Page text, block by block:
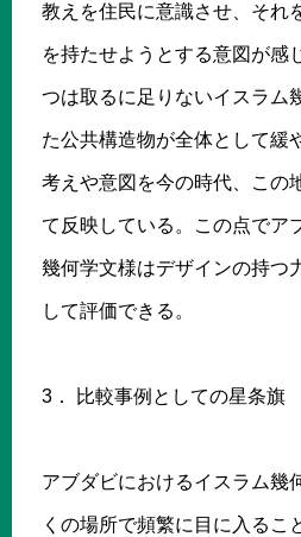
教えを住民に意識させ、それ
を持たせようとする意図が感
つは取るに足りないイスラム
た公共構造物が全体として緩
考えや意図を今の時代、この
て反映している。この点でア
幾何学文様はデザインの持つ
して評価できる。
3． 比較事例としての星条旗
アブダビにおけるイスラム幾
くの場所で頻繁に目に入るこ